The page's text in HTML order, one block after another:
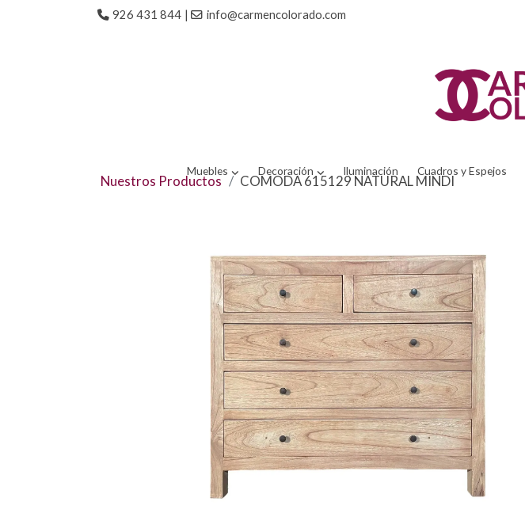
926 431 844 | info@carmencolorado.com
Muebles Decoración Iluminación Cuadros y Espejos
Nuestros Productos COMODA 615129 NATURAL MINDI